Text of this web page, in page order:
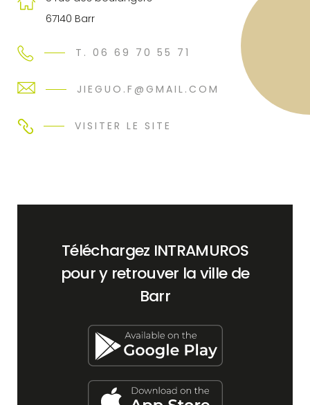
67140 Barr
T. 06 69 70 55 71
JIEGUO.F@GMAIL.COM
VISITER LE SITE
Téléchargez INTRAMUROS
pour y retrouver la ville de
Barr